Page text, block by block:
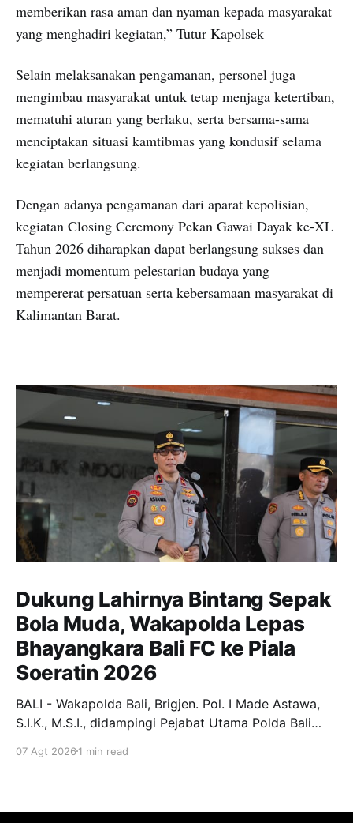
memberikan rasa aman dan nyaman kepada masyarakat
yang menghadiri kegiatan,” Tutur Kapolsek
Selain melaksanakan pengamanan, personel juga
mengimbau masyarakat untuk tetap menjaga ketertiban,
mematuhi aturan yang berlaku, serta bersama-sama
menciptakan situasi kamtibmas yang kondusif selama
kegiatan berlangsung.
Dengan adanya pengamanan dari aparat kepolisian,
kegiatan Closing Ceremony Pekan Gawai Dayak ke-XL
Tahun 2026 diharapkan dapat berlangsung sukses dan
menjadi momentum pelestarian budaya yang
mempererat persatuan serta kebersamaan masyarakat di
Kalimantan Barat.
Dukung Lahirnya Bintang Sepak
Bola Muda, Wakapolda Lepas
Bhayangkara Bali FC ke Piala
Soeratin 2026
BALI - Wakapolda Bali, Brigjen. Pol. I Made Astawa,
S.I.K., M.S.I., didampingi Pejabat Utama Polda Bali
yang akan berlaga pada Turnamen Piala Soeratin U-
07 Agt 2026 1 min read